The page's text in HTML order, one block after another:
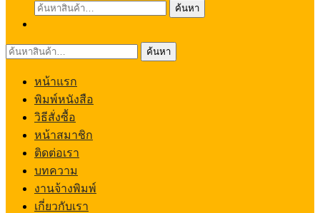
ค้นหา:
ค้นหา
ค้นหา: ค้นหา
หน้าแรก
พิมพ์หนังสือ
วิธีสั่งซื้อ
หน้าสมาชิก
ติดต่อเรา
บทความ
งานจ้างพิมพ์
เกี่ยวกับเรา